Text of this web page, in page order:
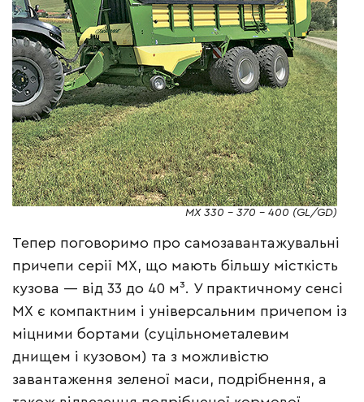
MX 330 – 370 – 400 (GL/GD)
Тепер поговоримо про самозавантажувальні
причепи серії МХ, що мають більшу місткість
кузова — від 33 до 40 м³. У практичному сенсі
МХ є компактним і універсальним причепом із
міцними бортами (суцільнометалевим
днищем і кузовом) та з можливістю
завантаження зеленої маси, подрібнення, а